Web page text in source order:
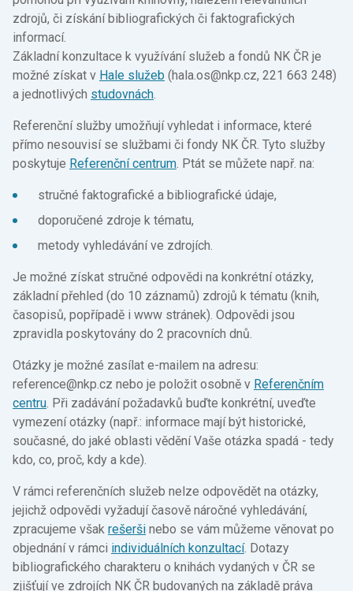
zdrojů, či získání bibliografických či faktografických
informací.
Základní konzultace k využívání služeb a fondů NK ČR je
možné získat v Hale služeb (hala.os@nkp.cz, 221 663 248)
a jednotlivých studovnách.
Referenční služby umožňují vyhledat i informace, které
přímo nesouvisí se službami či fondy NK ČR. Tyto služby
poskytuje Referenční centrum. Ptát se můžete např. na:
stručné faktografické a bibliografické údaje,
doporučené zdroje k tématu,
metody vyhledávání ve zdrojích.
Je možné získat stručné odpovědi na konkrétní otázky,
základní přehled (do 10 záznamů) zdrojů k tématu (knih,
časopisů, popřípadě i www stránek). Odpovědi jsou
zpravidla poskytovány do 2 pracovních dnů.
Otázky je možné zasílat e-mailem na adresu:
reference@nkp.cz nebo je položit osobně v Referenčním
centru. Při zadávání požadavků buďte konkrétní, uveďte
vymezení otázky (např.: informace mají být historické,
současné, do jaké oblasti vědění Vaše otázka spadá - tedy
kdo, co, proč, kdy a kde).
V rámci referenčních služeb nelze odpovědět na otázky,
jejichž odpovědi vyžadují časově náročné vyhledávání,
zpracujeme však rešerši nebo se vám můžeme věnovat po
objednání v rámci individuálních konzultací. Dotazy
bibliografického charakteru o knihách vydaných v ČR se
zjišťují ve zdrojích NK ČR budovaných na základě práva